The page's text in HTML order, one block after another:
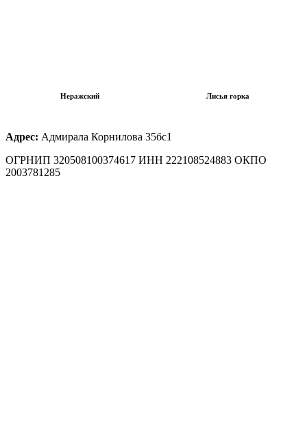
Неражский Лисья горка
Адрес: Адмирала Корнилова 35бс1
ОГРНИП 320508100374617 ИНН 222108524883 ОКПО
2003781285